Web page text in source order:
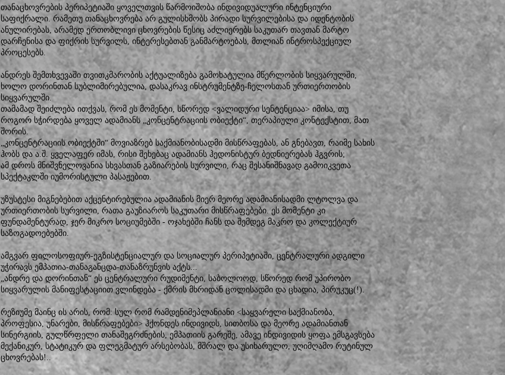
თანაცხოვრების პერიპეტიაში ყოველთვის წარმოიშობა ინდივიდუალური ინტენციური
საფიქრალი. რამეთუ თანაცხოვრება არ გულისხმობს პირადი სურვილებისა და იდენტობის
ანულირებას, არამედ ერთობლივი ცხოვრების წესიც აძლიერებს საკუთარ თავთან მარტო
დარჩენისა და ფიქრის სურვილს, ინტერესებთან განმარტოებას, მთლიან ინტროსპექციულ
პროცესებს.
ანდრეს შემთხვევაში თვითკმარობის აქტუალიზება გამოხატულია მწერლობის სიყვარულში,
ხოლო დორინთან სუბლიმირებულია, დასაკრავ ინსტრუმენტზე-ჩელოსთან ურთიერთობის
სიყვარულში.
თამამად შეიძლება ითქვას, რომ ეს მომენტი, სწორედ <ვალიდური სენტენციაა> იმისა, თუ
როგორ სჭირდება ყოველ ადამიანს „კონცენტრაციის ობიექტი“, თერაპიული კონტექსტით, მათ
შორის.
„კონცენტრაციის ობიექტში“ მოვიაზრებ საქმიანობისადმი მისწრაფებას, ან გნებავთ, რაიმე სახის
ჰობს და ა.შ. ყველაფერ იმას, რისი შეხებაც ადამიანს ჰედონისტურ ბედნიერებას ჰგვრის;
ამ დროს მნიშვნელოვანია სხვასთან გაზიარების სურვილი, რაც შესანიშნავად გამოიკვეთა
სპექტაკლში იუმორისტული პასაჟებით.
უზუსტესი მიგნებებით აქცენტირებულია ადამიანის მიერ მეორე ადამიანისადმი ლტოლვა და
ურთიერთობის სურვილი, რათა გაუზიაროს საკუთარი მისწრაფებები. ეს მომენტი კი
ფუნდამენტურად, ჯერ მიკრო სოციუმებში - ოჯახებში ჩანს და შემდეგ მაკრო და კოლექტიურ
საზოგადოებებში.
ამგვარ ფილოსოფიურ-ეგზისტენციალურ და სოციალურ პერიპეტიაში, ცენტრალური ადგილი
უჭირავს ემპათია-თანაგანცდა-თანაზრუნვის აქტს...
„ანდრე და დორინთან“ ეს ცენტრალური რუდიმენტი, საბოლოოდ, სწორედ რომ უპირობო
სიყვარულის მანიფესტაციით ვლინდება - ქმრის მხრიდან ცოლისადმი და ცხადია, პირუკუც(!).
რეზიუმე მაინც ის არის, რომ: სულ რომ რამდენიმეპლანიანი <საყვარელი საქმიანობა,
პროფესია, უნარები, მისწრაფებები> ჰქონდეს ინდივიდს, სითბოსა და მეორე ადამიანთან
სინერგიის, გულწრფელი თანაშეგრძნების, ემპათიის გარეშე, ამავე ინდივიდის ყოფა ემსგავსება
მექანიკურ, სტატიკურ და ფლეგმატურ არსებობას, მშრალ და უსიხარულო, უღიმღამო რუტინულ
ცხოვრებას!..